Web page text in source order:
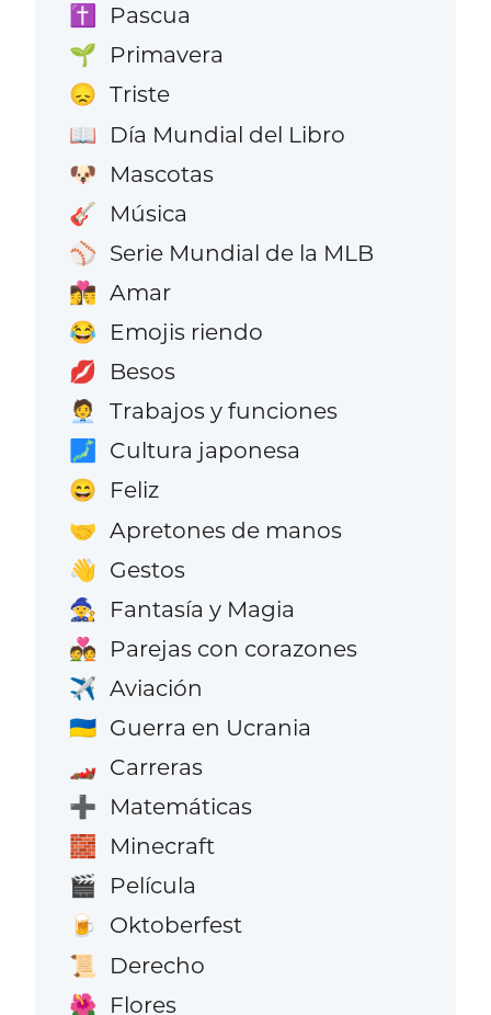
✝️ Pascua
🌱 Primavera
😞 Triste
📖 Día Mundial del Libro
🐶 Mascotas
🎸 Música
⚾ Serie Mundial de la MLB
👩‍❤️‍💋‍👨 Amar
😂 Emojis riendo
💋 Besos
🧑‍💼 Trabajos y funciones
🗾 Cultura japonesa
😄 Feliz
🤝 Apretones de manos
👋 Gestos
🧙 Fantasía y Magia
💑 Parejas con corazones
✈️ Aviación
🇺🇦 Guerra en Ucrania
🏎️ Carreras
➕ Matemáticas
🧱 Minecraft
🎬 Película
🍺 Oktoberfest
📜 Derecho
🌺 Flores